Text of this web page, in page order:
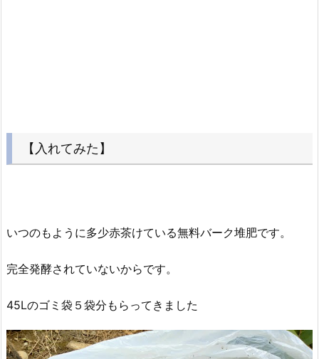
【入れてみた】
いつのもように多少赤茶けている無料バーク堆肥です。
完全発酵されていないからです。
45Lのゴミ袋５袋分もらってきました